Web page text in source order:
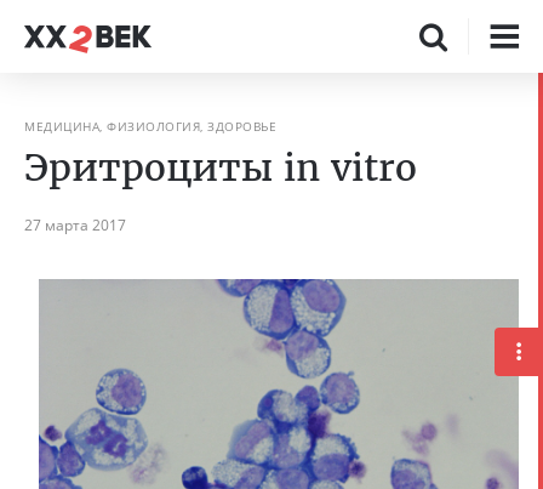
МЕДИЦИНА, ФИЗИОЛОГИЯ, ЗДОРОВЬЕ
Эритроциты in vitro
27 марта 2017